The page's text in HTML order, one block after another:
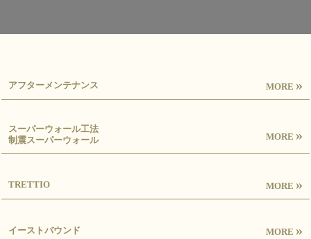
アフターメンテナンス MORE »
スーパーウォール工法
制震スーパーウォール
MORE »
TRETTIO MORE »
イーストバウンド MORE »